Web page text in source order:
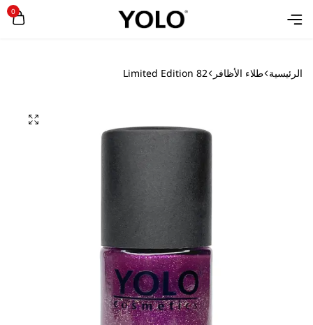
0
الرئيسية طلاء الأظافر Limited Edition 82